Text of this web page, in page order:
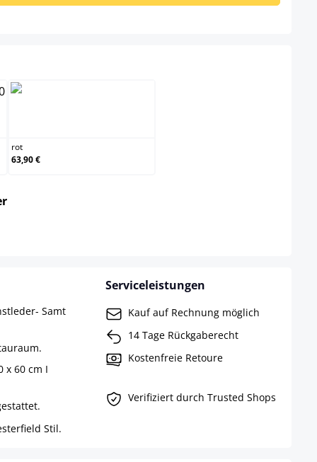
rot
63,90 €
auswählen
Samt
x 60 cm I
Stil.
Serviceleistungen
Kauf auf Rechnung möglich
14 Tage Rückgaberecht
Kostenfreie Retoure
Verifiziert durch Trusted Shops